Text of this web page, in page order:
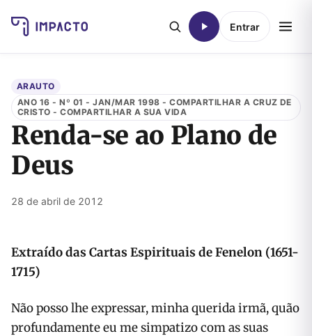
Entrar
ARAUTO
ANO 16 - Nº 01 - JAN/MAR 1998 - COMPARTILHAR A CRUZ DE
CRISTO - COMPARTILHAR A SUA VIDA
Renda-se ao Plano de
Deus
28 de abril de 2012
Extraído das Cartas Espirituais de Fenelon (1651-
1715)
Não posso lhe expressar, minha querida irmã, quão
profundamente eu me simpatizo com as suas